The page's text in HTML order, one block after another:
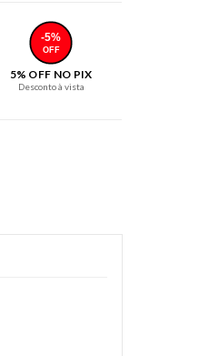
-5%
OFF
5% OFF NO PIX
Desconto à vista